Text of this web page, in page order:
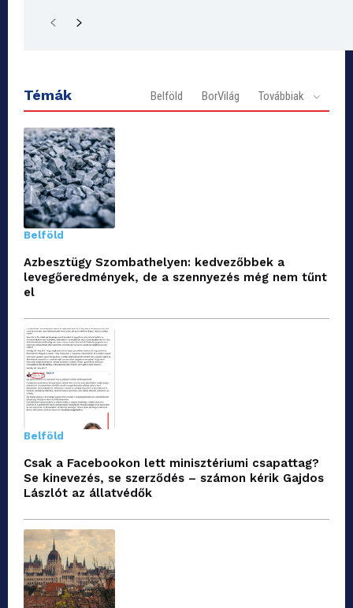
Témák Belföld BorVilág Továbbiak
Belföld
Azbesztügy Szombathelyen: kedvezőbbek a
levegőeredmények, de a szennyezés még nem tűnt
el
Belföld
Csak a Facebookon lett minisztériumi csapattag?
Se kinevezés, se szerződés – számon kérik Gajdos
Lászlót az állatvédők